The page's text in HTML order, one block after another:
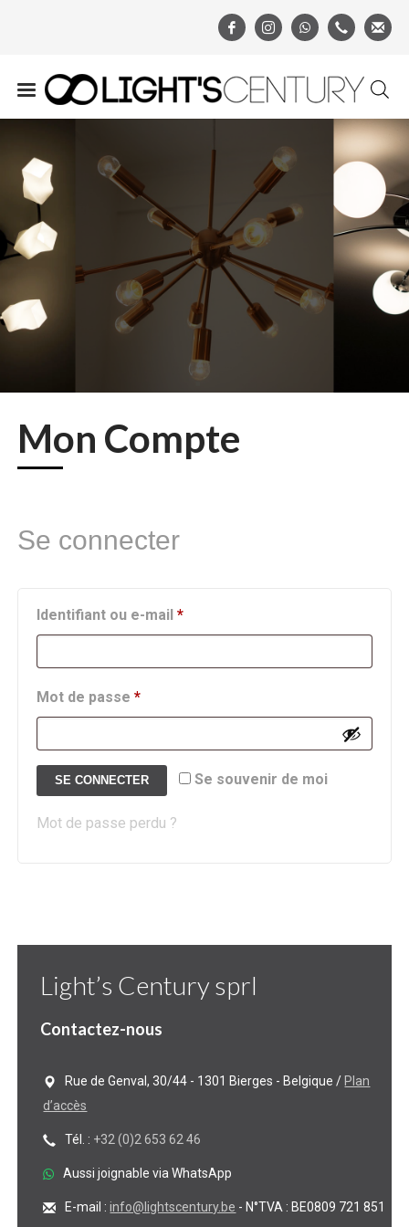
Mon Compte
Se connecter
Identifiant ou e-mail*Obligatoire
Mot de passe*Obligatoire
Se souvenir de moi
SE CONNECTER
Mot de passe perdu ?
Light’s Century sprl
Contactez-nous
Rue de Genval, 30/44 - 1301 Bierges - Belgique / Plan
d’accès
Tél. : +32 (0)2 653 62 46
Aussi joignable via WhatsApp
E-mail :info@lightscentury.be - N°TVA : BE0809 721 851